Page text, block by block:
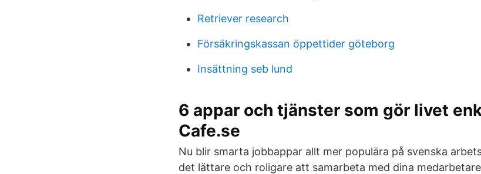
Retriever research
Försäkringskassan öppettider göteborg
Insättning seb lund
6 appar och tjänster som gör livet
Cafe.se
Nu blir smarta jobbappar allt mer populära på svenska
det lättare och roligare att samarbeta med dina